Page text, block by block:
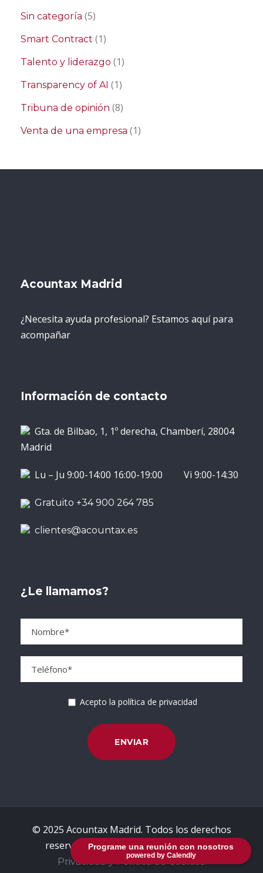
Programe una reunión con nosotros
powered by Calendly
Sin categoría (5)
Smart Contract (1)
Talento y liderazgo (1)
Transparency of AI (1)
Tribuna de opinión (8)
Venta de una empresa (1)
Acountax Madrid
¿Necesita ayuda profesional? Estamos aquí para
acompañar
Información de contacto
Gta. de Bilbao, 1, 1º derecha, Chamberí, 28004
Madrid
Lu – Ju 9:00-14:00 16:00-19:00 Vi 9:00-14:30
Gratuito +34 900 264 785
clientes@acountax.es
¿Le llamamos?
Acepto la política de privacidad
© 2025 Acountax Madrid. Todos los derechos
reservados.Avisos Legales, Política de
Privacidad y Política de Cookies.